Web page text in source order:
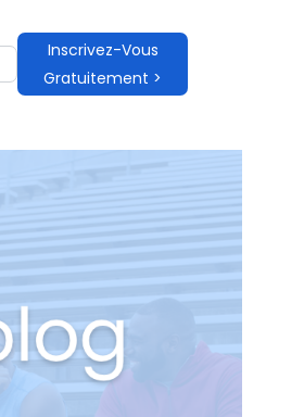
Inscrivez-Vous
Gratuitement >